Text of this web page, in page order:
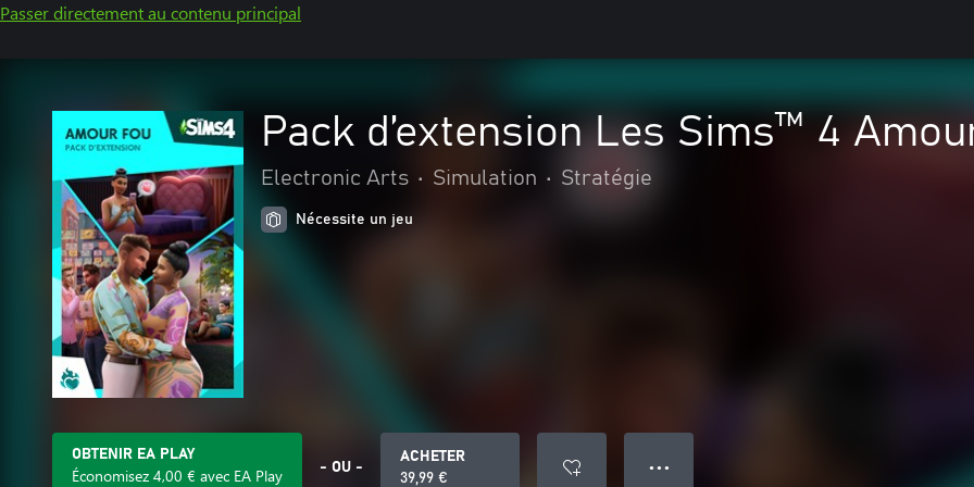
Passer directement au contenu principal
Pack d’extension Les Sims™ 4
Electronic Arts • Simulation • Stratégie
Nécessite un jeu
OBTENIR EA PLAY
Économisez 4,00 € avec EA Play - OU -
ACHETER
39,99 €
● ● ●